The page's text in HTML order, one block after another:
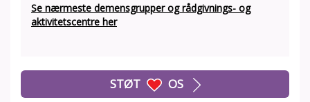
Se nærmeste demensgrupper og rådgivnings- og
aktivitetscentre her
STØT OS